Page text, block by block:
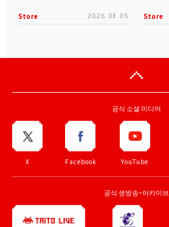
Store 2026.08.05 Store
공식 소셜 미디어
X Facebook YouTube
공식 생방송・아카이브